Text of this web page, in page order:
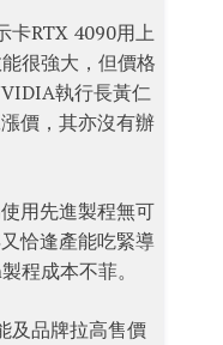
卡RTX 4090用上
很強大，但價格
執行長黃仁
價，其亦沒有辦
用先進製程無可
恰逢產能吃緊導
程成本不菲。
及品牌拉高售價